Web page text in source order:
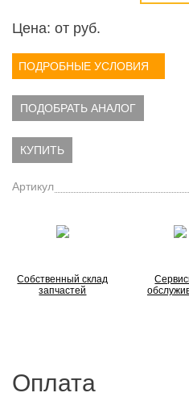
Цена: от руб.
ПОДРОБНЫЕ УСЛОВИЯ
ПОДОБРАТЬ АНАЛОГ
КУПИТЬ
Артикул
Собственный склад
запчастей
Оплата